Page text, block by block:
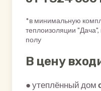
*в минимальную
теплоизоляции
полу
В цену
● утеплённый дом